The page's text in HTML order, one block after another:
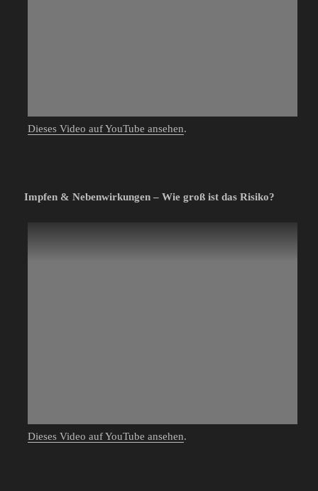
Dieses Video auf YouTube ansehen.
Impfen & Nebenwirkungen – Wie groß ist das Risiko?
Dieses Video auf YouTube ansehen.